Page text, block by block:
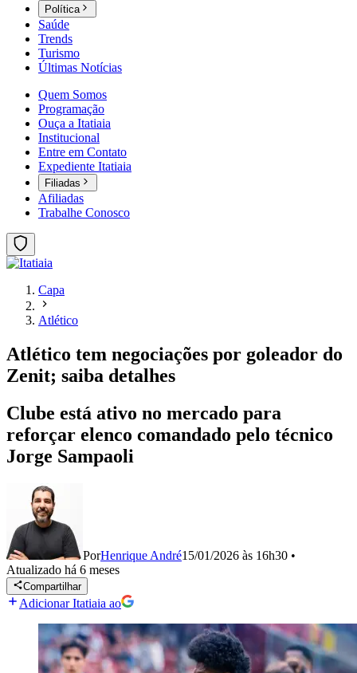
Política
Saúde
Trends
Turismo
Últimas Notícias
Quem Somos
Programação
Ouça a Itatiaia
Institucional
Entre em Contato
Expediente Itatiaia
Filiadas
Afiliadas
Trabalhe Conosco
Capa
Atlético
Atlético tem negociações por goleador do
Zenit; saiba detalhes
Clube está ativo no mercado para
reforçar elenco comandado pelo técnico
Jorge Sampaoli
PorHenrique André15/01/2026 às 16h30 •
Atualizado há 6 meses
Compartilhar
Adicionar Itatiaia ao